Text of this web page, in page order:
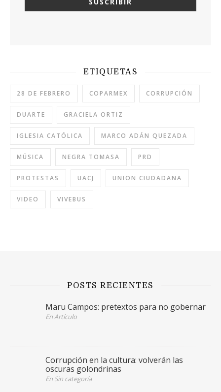
ETIQUETAS
28 DE FEBRERO COPARMEX CORRUPCIÓN
DUARTE GRACIELA ORTIZ
IGLESIA CATÓLICA MARCO ADÁN QUEZADA
MÚSICA NEGRA TOMASA PRD
PROTESTAS UACJ UNION CIUDADANA
VIDEO VIVEBUS
POSTS RECIENTES
Maru Campos: pretextos para no gobernar
En Artículo
Corrupción en la cultura: volverán las
oscuras golondrinas
En Sin categoría